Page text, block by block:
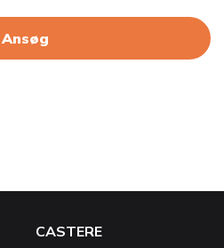
Ansøg
CASTERE